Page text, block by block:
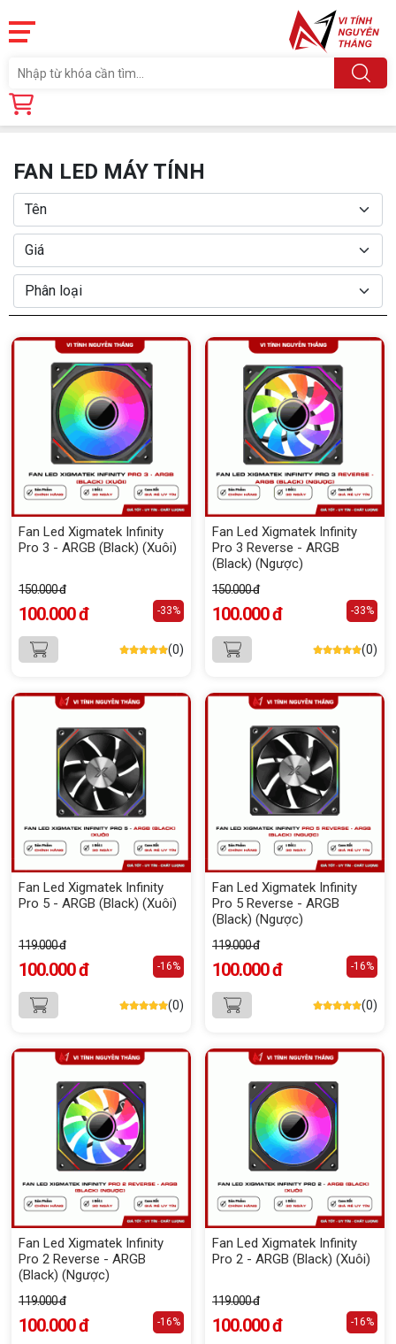
Trang chủ
FAN LED MÁY TÍNH
Fan Led Xigmatek Infinity
Pro 3 - ARGB (Black) (Xuôi)
150.000 đ
100.000 đ -33%
(0)
Fan Led Xigmatek Infinity
Pro 3 Reverse - ARGB
(Black) (Ngược)
150.000 đ
100.000 đ -33%
(0)
Fan Led Xigmatek Infinity
Pro 5 - ARGB (Black) (Xuôi)
119.000 đ
100.000 đ -16%
(0)
Fan Led Xigmatek Infinity
Pro 5 Reverse - ARGB
(Black) (Ngược)
119.000 đ
100.000 đ -16%
(0)
Fan Led Xigmatek Infinity
Pro 2 Reverse - ARGB
(Black) (Ngược)
119.000 đ
100.000 đ -16%
Fan Led Xigmatek Infinity
Pro 2 - ARGB (Black) (Xuôi)
119.000 đ
100.000 đ -16%